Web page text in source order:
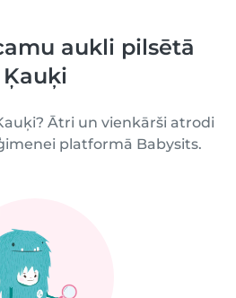
aukli pilsētā
Ķauķi
Ātri un vienkārši atrodi
platformā Babysits.